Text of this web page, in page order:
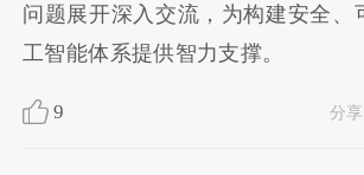
问题展开深入交流，为构建安全、
工智能体系提供智力支撑。
9 分享